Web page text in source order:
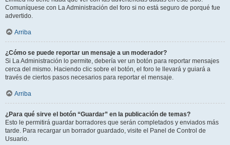
Comuníquese con La Administración del foro si no está seguro de porqué fue
advertido.
Arriba
¿Cómo se puede reportar un mensaje a un moderador?
Si La Administración lo permite, debería ver un botón para reportar mensajes
cerca del mismo. Haciendo clic sobre el botón, el foro le llevará y guiará a
través de ciertos pasos necesarios para reportar el mensaje.
Arriba
¿Para qué sirve el botón “Guardar” en la publicación de temas?
Esto le permitirá guardar borradores que serán completados y enviados más
tarde. Para recargar un borrador guardado, visite el Panel de Control de
Usuario.